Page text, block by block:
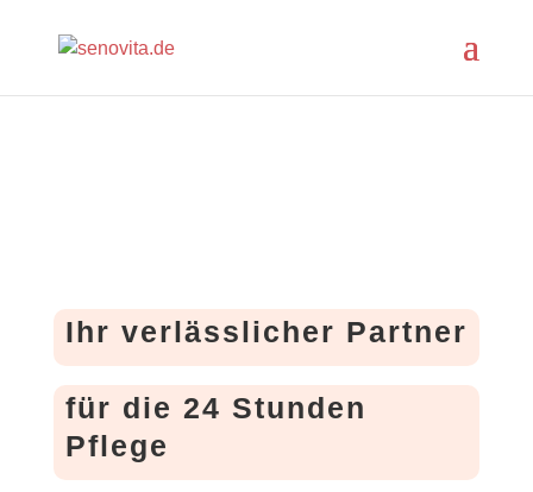
Ihr verlässlicher Partner
für die 24 Stunden
Pflege